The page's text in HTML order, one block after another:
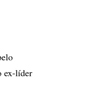
ex-líder